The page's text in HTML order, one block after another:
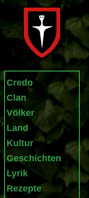
Credo
Clan
Völker
Land
Kultur
Geschichten
Lyrik
Rezepte